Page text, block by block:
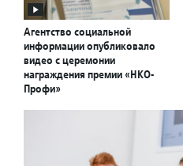
Агентство социальной
информации опубликовало
видео с церемонии
награждения премии «НКО-
Профи»